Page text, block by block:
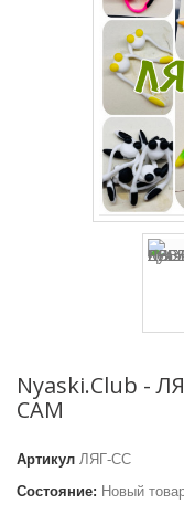
Nyaski.Club -
САМ
Артикул ЛЯГ-СС
Состояние: Новый